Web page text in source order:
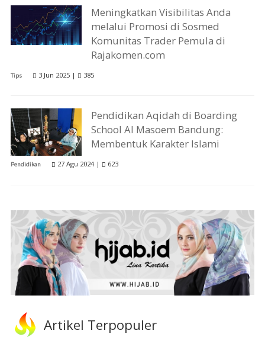
Meningkatkan Visibilitas Anda
melalui Promosi di Sosmed
Komunitas Trader Pemula di
Rajakomen.com
Tips 3 Jun 2025 | 385
Pendidikan Aqidah di Boarding
School Al Masoem Bandung:
Membentuk Karakter Islami
Pendidikan 27 Agu 2024 | 623
Artikel Terpopuler